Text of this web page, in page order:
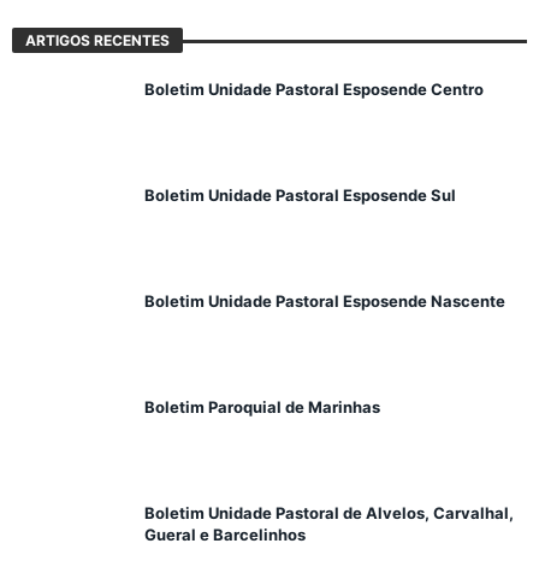
ARTIGOS RECENTES
Boletim Unidade Pastoral Esposende Centro
Boletim Unidade Pastoral Esposende Sul
Boletim Unidade Pastoral Esposende Nascente
Boletim Paroquial de Marinhas
Boletim Unidade Pastoral de Alvelos, Carvalhal,
Gueral e Barcelinhos